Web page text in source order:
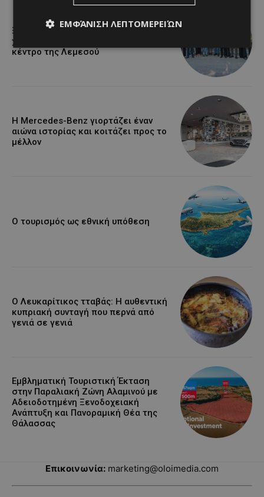
Ξεκίνησε η αντικατάσταση 100
χιλιομέτρων δικτύου ύδρευσης στο
κέντρο της Λεμεσού
Η Mercedes-Benz γιορτάζει έναν
αιώνα ιστορίας και κοιτάζει προς το
μέλλον
Ο τουρισμός ως εθνική υπόθεση
Ο Λευκαρίτικος τταβάς: Η αυθεντική
κυπριακή συνταγή που περνά από
γενιά σε γενιά
Εμβληματική Τουριστική Έκταση
στην Παραλιακή Ζώνη Αλαμινού με
Αδειοδοτημένη Ξενοδοχειακή
Ανάπτυξη και Πανοραμική Θέα της
Θάλασσας
Επικοινωνία: marketing@oloimedia.com
ΕΜΦΆΝΙΣΗ ΛΕΠΤΟΜΕΡΕΙΏΝ